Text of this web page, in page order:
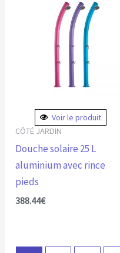
Voir le produit
CÔTÉ JARDIN
Douche solaire 25 L
aluminium avec rince
pieds
388.44€
variations.
peuvent
être
choisies
sur
la
page